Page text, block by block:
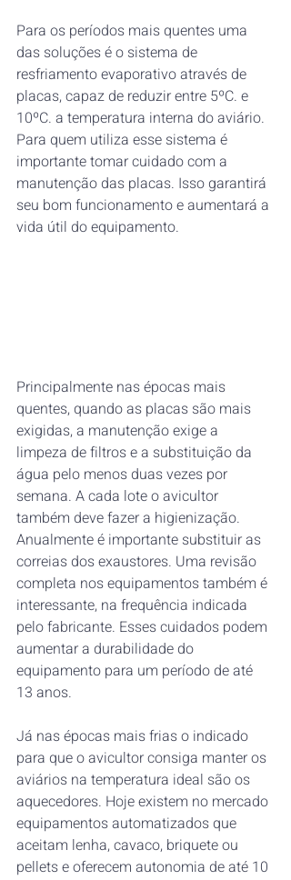
Para os períodos mais quentes uma
das soluções é o sistema de
resfriamento evaporativo através de
placas, capaz de reduzir entre 5ºC. e
10ºC. a temperatura interna do aviário.
Para quem utiliza esse sistema é
importante tomar cuidado com a
manutenção das placas. Isso garantirá
seu bom funcionamento e aumentará a
vida útil do equipamento.
Principalmente nas épocas mais
quentes, quando as placas são mais
exigidas, a manutenção exige a
limpeza de filtros e a substituição da
água pelo menos duas vezes por
semana. A cada lote o avicultor
também deve fazer a higienização.
Anualmente é importante substituir as
correias dos exaustores. Uma revisão
completa nos equipamentos também é
interessante, na frequência indicada
pelo fabricante. Esses cuidados podem
aumentar a durabilidade do
equipamento para um período de até
13 anos.
Já nas épocas mais frias o indicado
para que o avicultor consiga manter os
aviários na temperatura ideal são os
aquecedores. Hoje existem no mercado
equipamentos automatizados que
aceitam lenha, cavaco, briquete ou
pellets e oferecem autonomia de até 10